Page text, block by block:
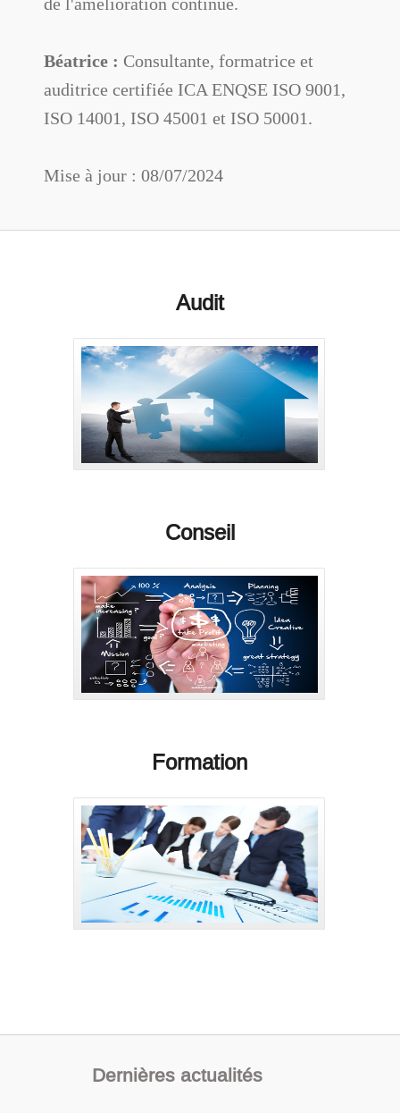
Béatrice : Consultante, formatrice et
auditrice certifiée ICA ENQSE ISO 9001,
ISO 14001, ISO 45001 et ISO 50001.
Mise à jour : 08/07/2024
Audit
Conseil
Formation
Dernières actualités